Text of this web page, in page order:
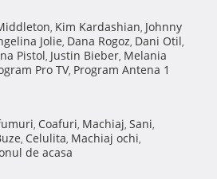
, Kim Kardashian, Johnny
Jolie, Dana Rogoz, Dani Otil,
Pistol, Justin Bieber, Melania
Pro TV, Program Antena 1
, Coafuri, Machiaj, Sani,
, Celulita, Machiaj ochi,
de acasa